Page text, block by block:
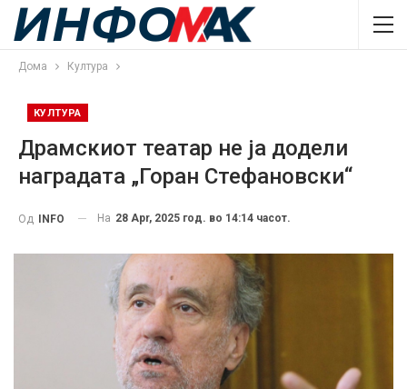
Дома Култура
КУЛТУРА
Драмскиот театар не ја додели
наградата „Горан Стефановски“
Од INFO На 28 Apr, 2025 год. во 14:14 часот.